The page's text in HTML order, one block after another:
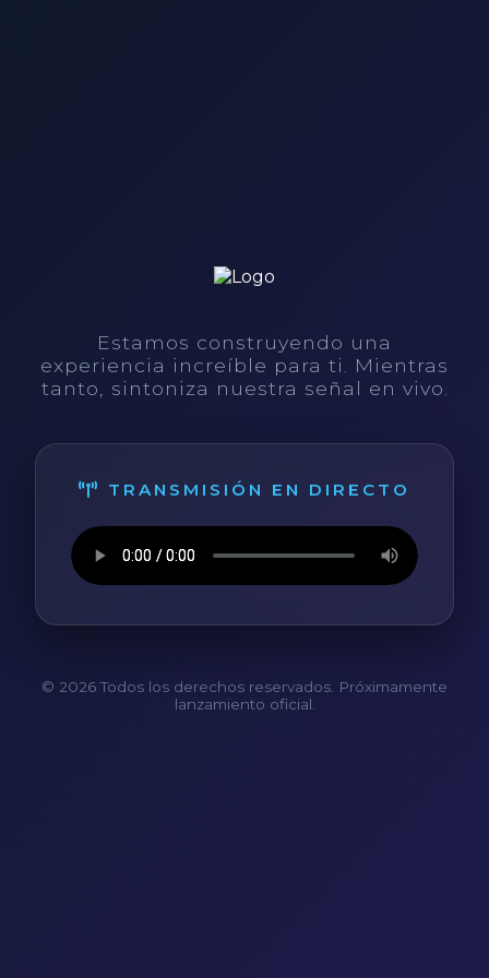
Estamos construyendo una
experiencia increíble para ti. Mientras
tanto, sintoniza nuestra señal en vivo.
TRANSMISIÓN EN DIRECTO
© 2026 Todos los derechos reservados. Próximamente
lanzamiento oficial.